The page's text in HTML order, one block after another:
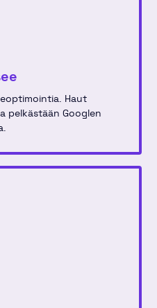
Haut
pelkästään Googlen